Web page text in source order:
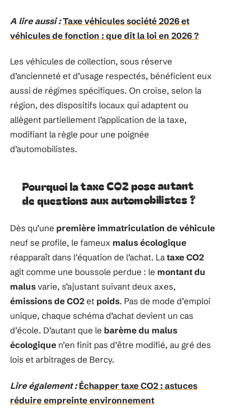
A lire aussi :Taxe véhicules société 2026 et
véhicules de fonction : que dit la loi en 2026 ?
Les véhicules de collection, sous réserve
d’ancienneté et d’usage respectés, bénéficient eux
aussi de régimes spécifiques. On croise, selon la
région, des dispositifs locaux qui adaptent ou
allègent partiellement l’application de la taxe,
modifiant la règle pour une poignée
d’automobilistes.
Pourquoi la taxe CO2 pose autant
de questions aux automobilistes ?
Dès qu’une première immatriculation de véhicule
neuf se profile, le fameux malus écologique
réapparaît dans l’équation de l’achat. Lataxe CO2
agit comme une boussole perdue : le montant du
malusvarie, s’ajustant suivant deux axes,
émissions de CO2et poids. Pas de mode d’emploi
unique, chaque schéma d’achat devient un cas
d’école. D’autant que le barème du malus
écologique n’en finit pas d’être modifié, au gré des
lois et arbitrages de Bercy.
Lire également : Échapper taxe CO2 : astuces
réduire empreinte environnement